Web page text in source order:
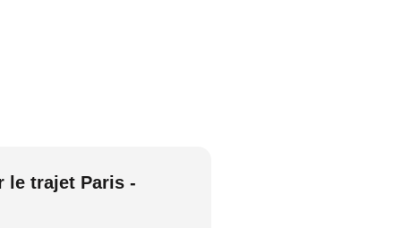
le trajet Paris -